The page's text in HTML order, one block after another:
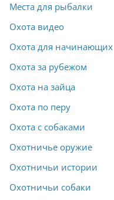
Места для рыбалки
Охота видео
Охота для начинающих
Охота за рубежом
Охота на зайца
Охота по перу
Охота с собаками
Охотничье оружие
Охотничьи истории
Охотничьи собаки